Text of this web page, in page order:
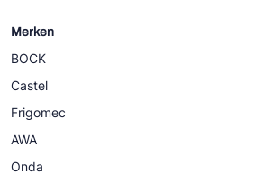
Merken
BOCK
Castel
Frigomec
AWA
Onda